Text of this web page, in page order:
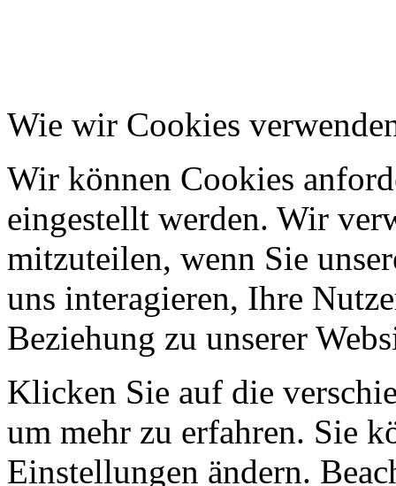
Wie wir Cookies
Wir können Cookies
eingestellt werden. Wir
mitzuteilen, wenn Sie
uns interagieren, Ihre
Beziehung zu unserer
Klicken Sie auf die
um mehr zu erfahren. Sie
Einstellungen ändern.